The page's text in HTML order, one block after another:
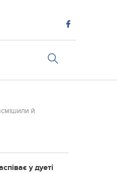
й
у дуеті